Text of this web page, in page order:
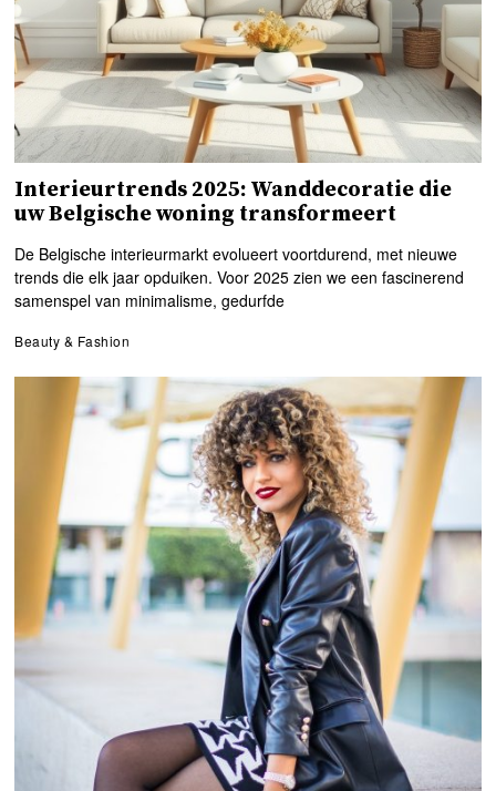
Interieurtrends 2025: Wanddecoratie die
uw Belgische woning transformeert
De Belgische interieurmarkt evolueert voortdurend, met nieuwe
trends die elk jaar opduiken. Voor 2025 zien we een fascinerend
samenspel van minimalisme, gedurfde
Beauty & Fashion